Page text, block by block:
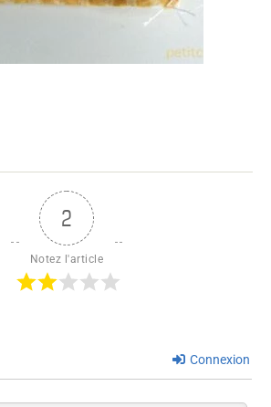
2
Notez l'article
Connexion